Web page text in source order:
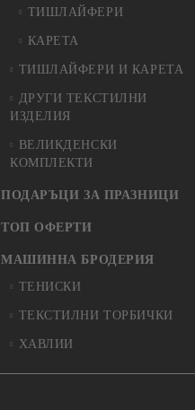
ТИШЛАЙФЕРИ
КАРЕТА
ТИШЛАЙФЕРИ И КАРЕТА
ДРУГИ ТЕКСТИЛНИ
ИЗДЕЛИЯ
ВЕЛИКДЕНСКИ
КОМПЛЕКТИ
ПОДАРЪЦИ ЗА ПРАЗНИЦИ
ТОП ОФЕРТИ
МАШИННА БРОДЕРИЯ
ТЕНИСКИ
ТЕКСТИЛНИ ТОРБИЧКИ
ХАВЛИИ